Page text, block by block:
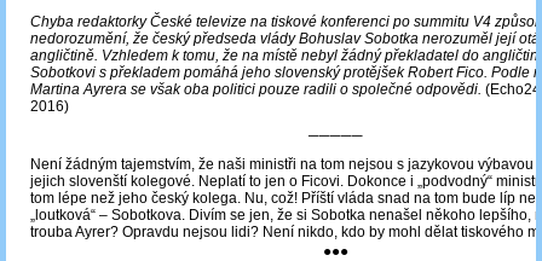
Chyba redaktorky České televize na tiskové konferenci po summitu V4
nedorozumění, že český předseda vlády Bohuslav Sobotka nerozuměl její
angličtině. Vzhledem k tomu, že na místě nebyl žádný překladatel do
Sobotkovi s překladem pomáhá jeho slovenský protějšek Robert Fico. Podle
Martina Ayrera se však oba politici pouze radili o společné odpovědi.
2016)
─────
Není žádným tajemstvím, že naši ministři na tom nejsou s jazykovou výbavou
jejich slovenští kolegové. Neplatí to jen o Ficovi. Dokonce i „podvodný“
tom lépe než jeho český kolega. Nu, což! Příští vláda snad na tom bude líp
„loutková“ – Sobotkova. Divím se jen, že si Sobotka nenašel někoho lepšího,
trouba Ayrer? Opravdu nejsou lidi? Není nikdo, kdo by mohl dělat tiskového
●●●